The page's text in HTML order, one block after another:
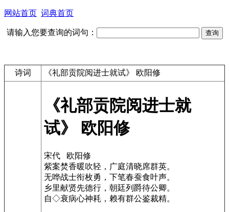
网站首页 词典首页
请输入您要查询的词句：
诗词 《礼部贡院阅进士就试》 欧阳修
《礼部贡院阅进士就
试》 欧阳修
宋代 欧阳修
紫案焚香暖吹轻，广庭清晓席群英。
无哗战士衔枚勇，下笔春蚕食叶声。
乡里献贤先德行，朝廷列爵待公卿。
自◇衰病心神耗，赖有群公鉴裁精。